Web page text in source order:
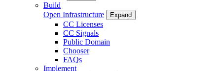
Build
Open Infrastructure
Expand
CC Licenses
CC Signals
Public Domain
Chooser
FAQs
Implement